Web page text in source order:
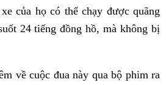
của họ có thể chạy được quãng
24 tiếng đồng hồ, mà không bị
về cuộc đua này qua bộ phim ra